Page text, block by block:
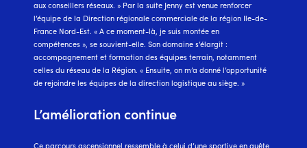
aux conseillers réseaux. » Par la suite Jenny est venue renforcer
l’équipe de la Direction régionale commerciale de la région Ile-de-
France Nord-Est. « A ce moment-là, je suis montée en
compétences », se souvient-elle. Son domaine s’élargit :
accompagnement et formation des équipes terrain, notamment
celles du réseau de la Région. « Ensuite, on m’a donné l’opportunité
de rejoindre les équipes de la direction logistique au siège. »
L’amélioration continue
Ce parcours ascensionnel ressemble à celui d’une sportive en quête